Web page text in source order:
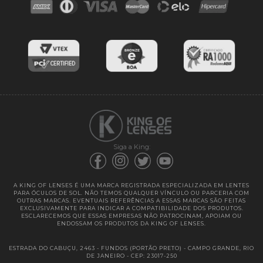
Blog
Cores das lentes
Entregas
Siga a King:
A KING OF LENSES É UMA MARCA REGISTRADA ESPECIALIZADA EM LENTES
PARA ÓCULOS DE SOL. NÃO TEMOS QUALQUER VÍNCULO OU PARCERIA COM
OUTRAS MARCAS. EVENTUAIS REFERÊNCIAS A ESSAS MARCAS SÃO FEITAS
EXCLUSIVAMENTE PARA INDICAR A COMPATIBILIDADE DOS PRODUTOS.
ESCLARECEMOS QUE ESSAS EMPRESAS NÃO PATROCINAM, APOIAM OU
ENDOSSAM OS PRODUTOS DA KING OF LENSES.
ESTRADA DO CABUÇU, 2463 - FUNDOS (PORTÃO PRETO) - CAMPO GRANDE, RIO
DE JANEIRO - CEP: 23017-250